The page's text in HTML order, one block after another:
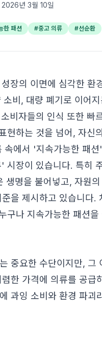
2026년 3월 10일
한 패션 #중고 의류 #선순환
장의 이면에 심각한 환
비, 대량 폐기로 이어
비자들의 인식 또한 빠
현하는 것을 넘어, 자신
속에서 '지속가능한 패
장이 있습니다. 특히
생명을 불어넣고, 자원
을 제시하고 있습니다.
구나 지속가능한 패션
중요한 수단이지만, 그
한 가격에 의류를 공급
과잉 소비와 환경 파괴